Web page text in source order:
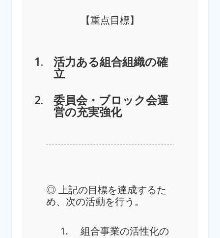
【重点目標】
活力ある組合組織の確
立
委員会・ブロック会運
営の充実強化
◎ 上記の目標を達成するた
め、次の活動を行う。
組合事業の活性化の